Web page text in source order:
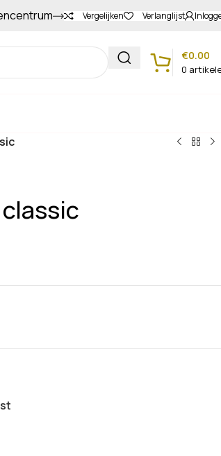
sparen voor extra korting
Vergelijken Verlanglijst
0
€0.00